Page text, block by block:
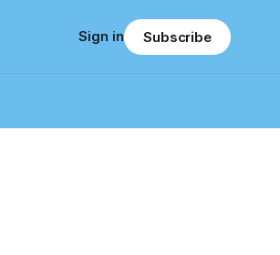
Sign in Subscribe